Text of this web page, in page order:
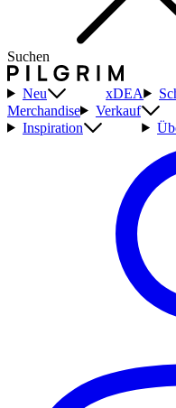
Suchen
Neu xDEA
Merchandise
Verkauf
Inspiration